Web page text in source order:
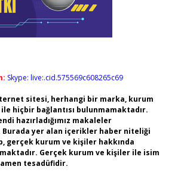
Skype: live:.cid.575569c608265c69
sitesi, herhangi bir marka, kurum
hiçbir bağlantısı bulunmamaktadır.
hazırladığımız makaleler
Burada yer alan içerikler haber niteliği
gerçek kurum ve kişiler hakkında
Gerçek kurum ve kişiler ile isim
tesadüfidir.